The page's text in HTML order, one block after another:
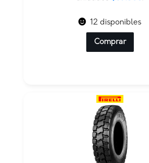
12 disponibles
Comprar